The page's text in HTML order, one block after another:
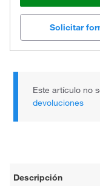
Solicitar
Este artículo no
devoluciones
Descripción